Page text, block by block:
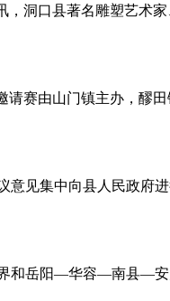
洞口县著名雕塑艺术
赛由山门镇主办，醪
见集中向县人民政府
岳阳—华容—南县—安